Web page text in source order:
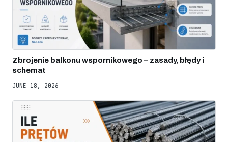
Zbrojenie balkonu wspornikowego – zasady, błędy i
schemat
JUNE 18, 2026